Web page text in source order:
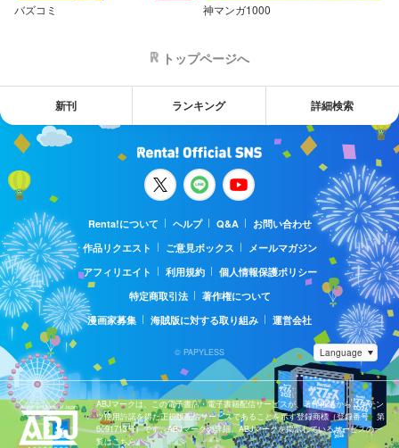
バズコミ 神マンガ1000
トップページへ
新刊 ランキング 詳細検索
Renta!について ヘルプ Q&A
お問い合わせ
作品リクエスト
ご意見ボックス
メールマガジン
アフィリエイト
利用規約
個人情報保護ポリシー
特定商取引法
著作権について
漫画家募集
海賊版に対する取り組み 運営会社
© PAPYLESS
ABJマークは、この電子書店・電子書籍配信サービスが、著作権者からコンテン
ツ使用許諾を得た正規版配信サービスであることを示す登録商標（登録番号 第
6091713号）です。ABJマークの詳細、ABJマークを掲示しているサービスの一
覧はこちら。